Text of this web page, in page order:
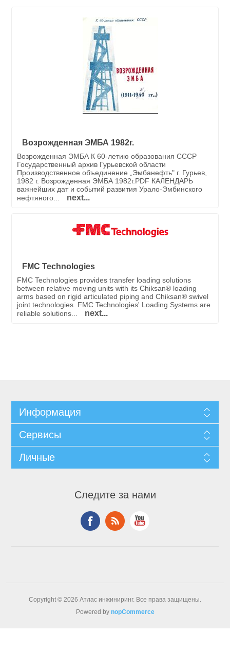
Возрожденная ЭМБА 1982г.
Возрожденная ЭМБА К 60-летию образования СССР
Государственный архив Гурьевской области
Производственное объединение „Эмбанефть" г. Гурьев,
1982 г. Возрожденная ЭМБА 1982г.PDF КАЛЕНДАРЬ
важнейших дат и событий развития Урало-Эмбинского
нефтяного...
next...
FMC Technologies
FMC Technologies provides transfer loading solutions
between relative moving units with its Chiksan® loading
arms based on rigid articulated piping and Chiksan® swivel
joint technologies. FMC Technologies' Loading Systems are
reliable solutions...
next...
Информация
Сервисы
Личные
Следите за нами
Copyright © 2026 Атлас инжиниринг. Все права защищены.
Powered by nopCommerce